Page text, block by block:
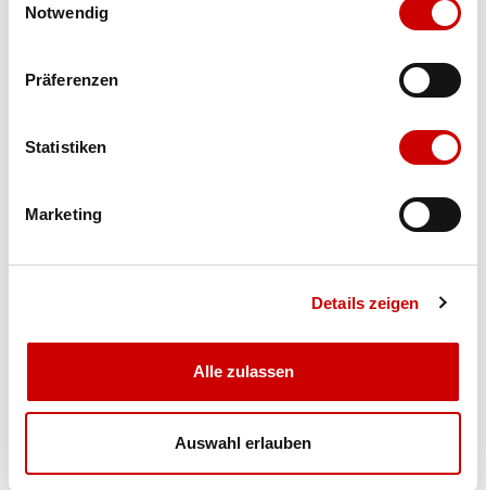
Notwendig
Präferenzen
Statistiken
Marketing
Details zeigen
Alle zulassen
Auswahl erlauben
IN DEN WARENKORB
Bis 17:00 Uhr bestellen: morgen geliefert - ab CHF 50.00
Produktbeschreibung